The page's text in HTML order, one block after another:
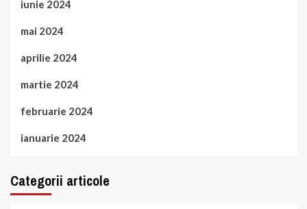
iunie 2024
mai 2024
aprilie 2024
martie 2024
februarie 2024
ianuarie 2024
Categorii articole